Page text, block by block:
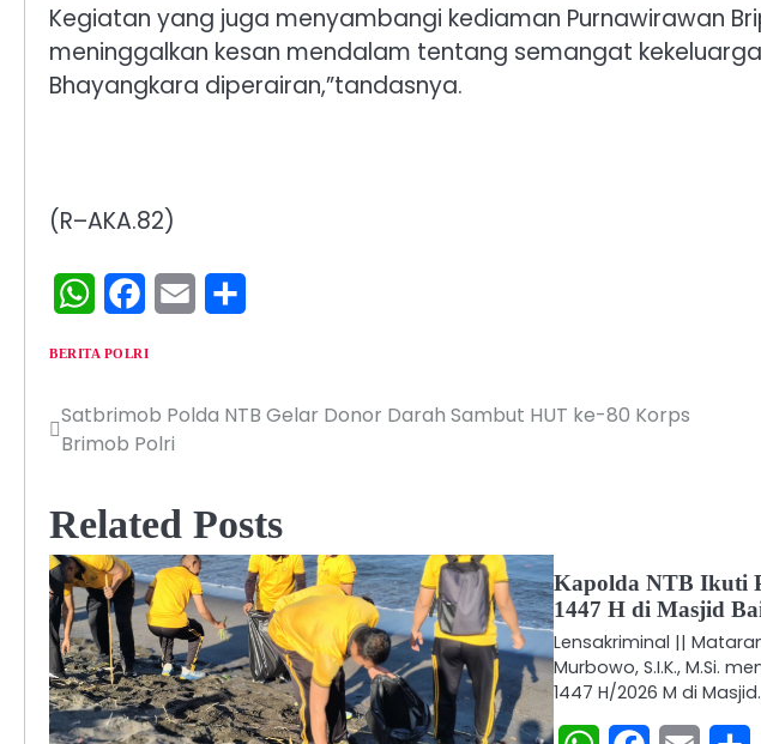
​Kegiatan yang juga menyambangi kediaman Purnawirawan
meninggalkan kesan mendalam tentang semangat
Bhayangkara diperairan,”tandasnya.
​(R–AKA.82)
WhatsAppFacebook
Email
BERITA POLRI
Navigasi
Satbrimob Polda NTB Gelar Donor Darah Sambut HUT ke-80 Korps
Brimob Polri
Related Posts
Kapolda NTB Ikuti
1447 H di Masjid
Lensakriminal ||
Murbowo, S.I.K., M.Si.
1447 H/2026 M di